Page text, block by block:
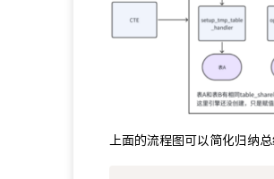
上面的流程图可以简化归纳总